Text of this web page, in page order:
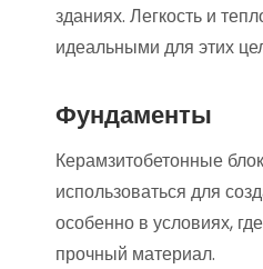
зданиях. Легкость и
идеальными для этих
Фундаменты
Керамзитобетонные
использоваться для
особенно в условиях,
прочный материал.